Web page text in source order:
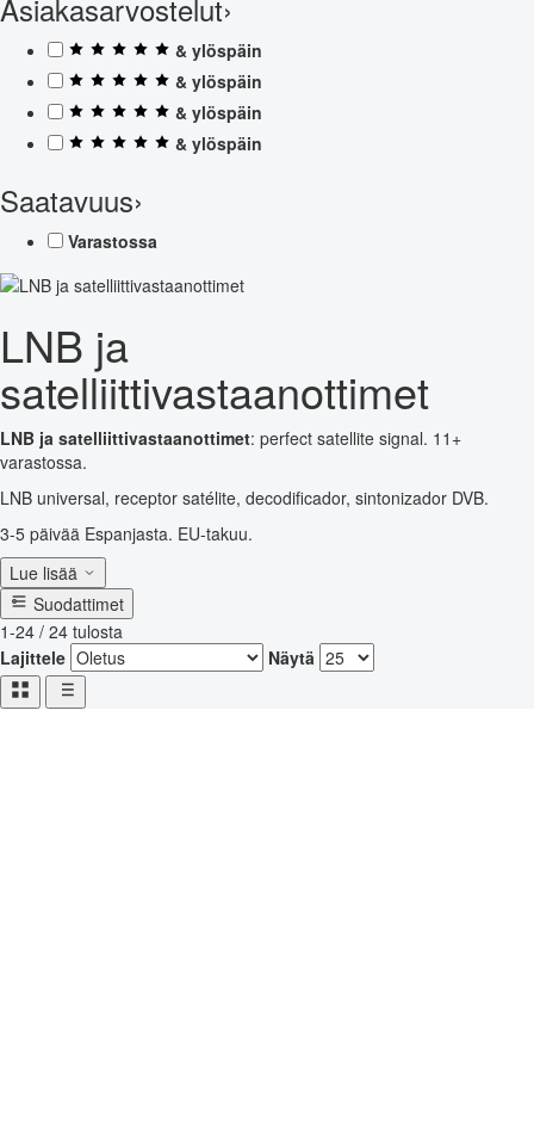
Asiakasarvostelut›
& ylöspäin
& ylöspäin
& ylöspäin
& ylöspäin
Saatavuus›
Varastossa
LNB ja
satelliittivastaanottimet
LNB ja satelliittivastaanottimet: perfect satellite signal. 11+
varastossa.
LNB universal, receptor satélite, decodificador, sintonizador DVB.
3-5 päivää Espanjasta. EU-takuu.
Lue lisää
Suodattimet
1-24 / 24 tulosta
Lajittele
Näytä